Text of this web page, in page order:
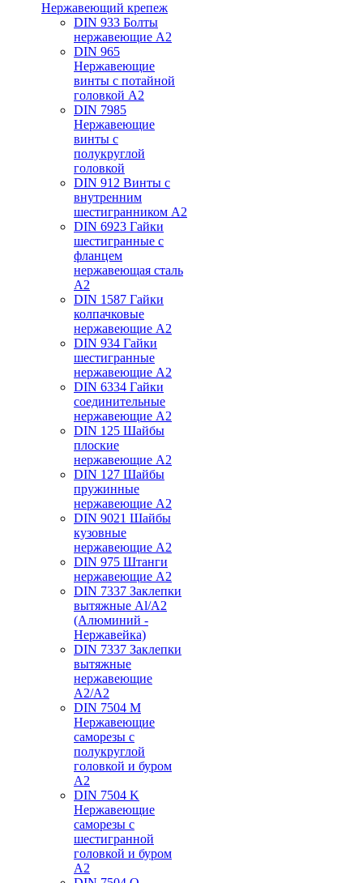
Нержавеющий крепеж
DIN 933 Болты
нержавеющие А2
DIN 965
Нержавеющие
винты с потайной
головкой А2
DIN 7985
Нержавеющие
винты с
полукруглой
головкой
DIN 912 Винты с
внутренним
шестигранником А2
DIN 6923 Гайки
шестигранные с
фланцем
нержавеющая сталь
А2
DIN 1587 Гайки
колпачковые
нержавеющие А2
DIN 934 Гайки
шестигранные
нержавеющие А2
DIN 6334 Гайки
соединительные
нержавеющие А2
DIN 125 Шайбы
плоские
нержавеющие А2
DIN 127 Шайбы
пружинные
нержавеющие А2
DIN 9021 Шайбы
кузовные
нержавеющие А2
DIN 975 Штанги
нержавеющие А2
DIN 7337 Заклепки
вытяжные Al/A2
(Алюминий -
Нержавейка)
DIN 7337 Заклепки
вытяжные
нержавеющие
A2/A2
DIN 7504 M
Нержавеющие
саморезы с
полукруглой
головкой и буром
А2
DIN 7504 K
Нержавеющие
саморезы с
шестигранной
головкой и буром
А2